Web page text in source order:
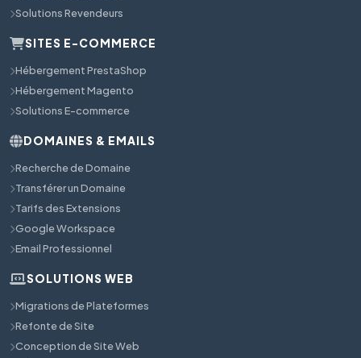
Solutions Revendeurs
SITES E-COMMERCE
Hébergement PrestaShop
Hébergement Magento
Solutions E-commerce
DOMAINES & EMAILS
Recherche de Domaine
Transférer un Domaine
Tarifs des Extensions
Google Workspace
Email Professionnel
SOLUTIONS WEB
Migrations de Plateformes
Refonte de Site
Conception de Site Web